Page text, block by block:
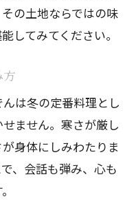
の土地ならではの味
してみてください。
方
は冬の定番料理とし
ません。寒さが厳し
身体にしみわたりま
、会話も弾み、心も